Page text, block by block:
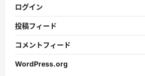
ログイン
投稿フィード
コメントフィード
WordPress.org